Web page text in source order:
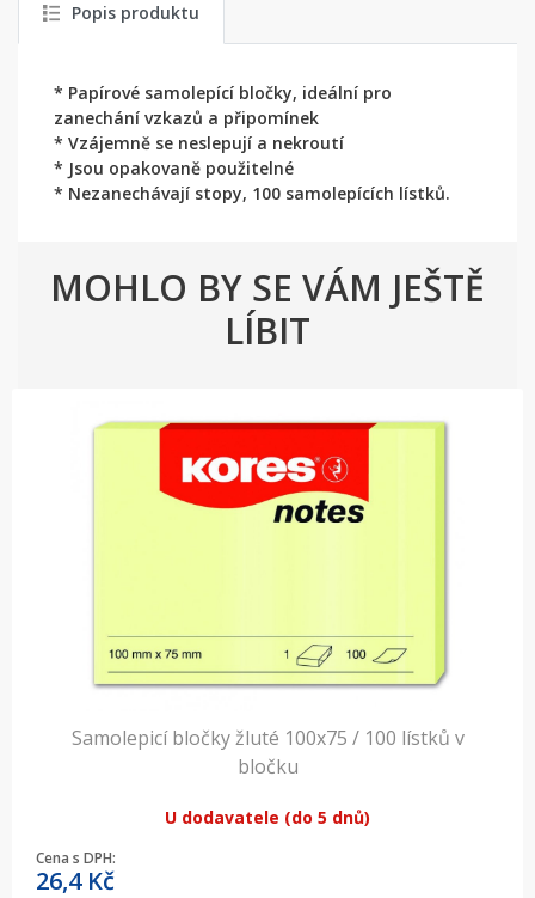
Popis produktu
* Papírové samolepící bločky, ideální pro
zanechání vzkazů a připomínek
* Vzájemně se neslepují a nekroutí
* Jsou opakovaně použitelné
* Nezanechávají stopy, 100 samolepících lístků.
MOHLO BY SE VÁM JEŠTĚ
LÍBIT
Samolepicí bločky žluté 100x75 / 100 lístků v
bločku
U dodavatele (do 5 dnů)
Cena s DPH:
26,4 Kč